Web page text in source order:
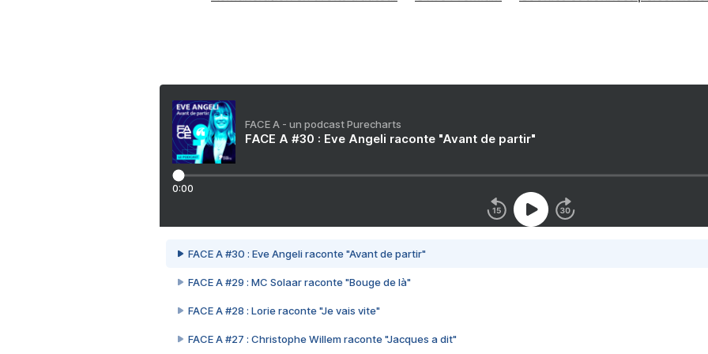
FACE A - un podcast Purecharts
FACE A #30 : Eve Angeli raconte "Avant de partir"
0:00
FACE A #30 : Eve Angeli raconte "Avant de partir"
FACE A #29 : MC Solaar raconte "Bouge de là"
FACE A #28 : Lorie raconte "Je vais vite"
FACE A #27 : Christophe Willem raconte "Jacques a dit"